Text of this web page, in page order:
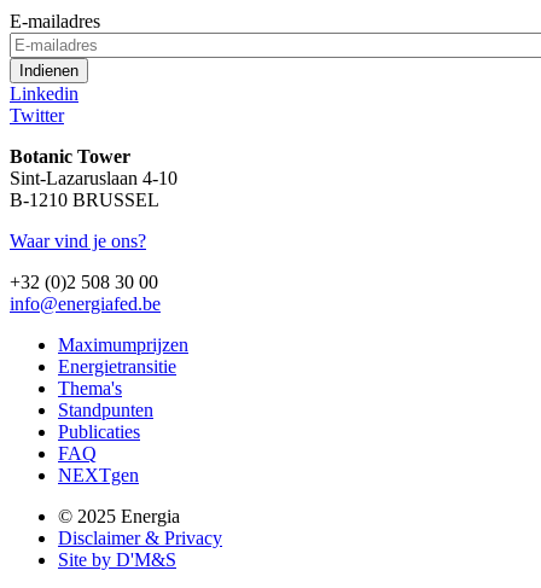
E-mailadres
Linkedin
Twitter
Botanic Tower
Sint-Lazaruslaan 4-10
B-1210 BRUSSEL
Waar vind je ons?
+32 (0)2 508 30 00
info@energiafed.be
Maximumprijzen
Energietransitie
Thema's
Standpunten
Publicaties
FAQ
NEXTgen
© 2025 Energia
Disclaimer & Privacy
Site by D'M&S